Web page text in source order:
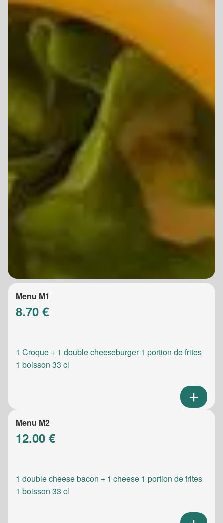
Menu M1
8.70 €
1 Croque + 1 double cheeseburger 1 portion de frites
1 boisson 33 cl
Menu M2
12.00 €
1 double cheese bacon + 1 cheese 1 portion de frites
1 boisson 33 cl